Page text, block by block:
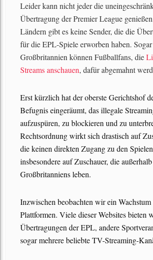
Leider kann nicht jeder die
Übertragung der Premier League
Ländern gibt es keine Sender, die die
für die EPL-Spiele erworben haben.
Großbritannien können Fußballfans, die
Streams anschauen, dafür abgemahnt
Erst kürzlich hat der oberste Gerichtshof
Befugnis eingeräumt, das illegale
aufzuspüren, zu blockieren und zu
Rechtsordnung wirkt sich drastisch auf
die keinen direkten Zugang zu den
insbesondere auf Zuschauer, die außerhalb
Großbritanniens leben.
Inzwischen beobachten wir ein
Plattformen. Viele dieser Websites bieten
Übertragungen der EPL, andere
sogar mehrere beliebte TV-Streaming-